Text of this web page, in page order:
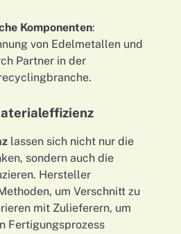
Komponenten:
von Edelmetallen und
Partner in der
lassen sich nicht nur die
sondern auch die
Hersteller
um Verschnitt zu
mit Zulieferern, um
Fertigungsprozess